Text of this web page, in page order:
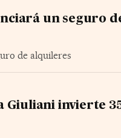
un seguro
de alquileres
invierte